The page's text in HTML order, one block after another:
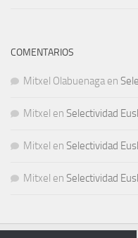
COMENTARIOS
Mitxel Olabuenaga en
Mitxel en Selectividad
Mitxel en Selectividad
Mitxel en Selectividad